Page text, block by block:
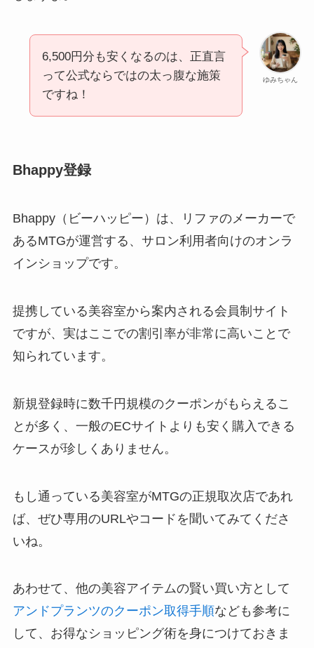
ゆみちゃん
6,500円分も安くなるのは、正直言
って公式ならではの太っ腹な施策
ですね！
Bhappy登録
Bhappy（ビーハッピー）は、リファのメーカーで
あるMTGが運営する、サロン利用者向けのオンラ
インショップです。
提携している美容室から案内される会員制サイト
ですが、実はここでの割引率が非常に高いことで
知られています。
新規登録時に数千円規模のクーポンがもらえるこ
とが多く、一般のECサイトよりも安く購入できる
ケースが珍しくありません。
もし通っている美容室がMTGの正規取次店であれ
ば、ぜひ専用のURLやコードを聞いてみてくださ
いね。
あわせて、他の美容アイテムの賢い買い方として
アンドプランツのクーポン取得手順なども参考に
して、お得なショッピング術を身につけておきま